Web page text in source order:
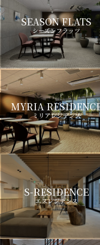
SEASON FLATS
シーズンフラッツ
MYRIA
ミリアレジデンス
S-RESIDENCE
エスレジデンス